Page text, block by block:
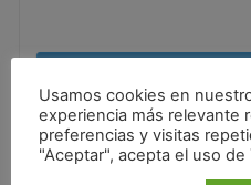
Usamos cookies en
experiencia más relevante
preferencias y visitas
"Aceptar", acepta el uso de